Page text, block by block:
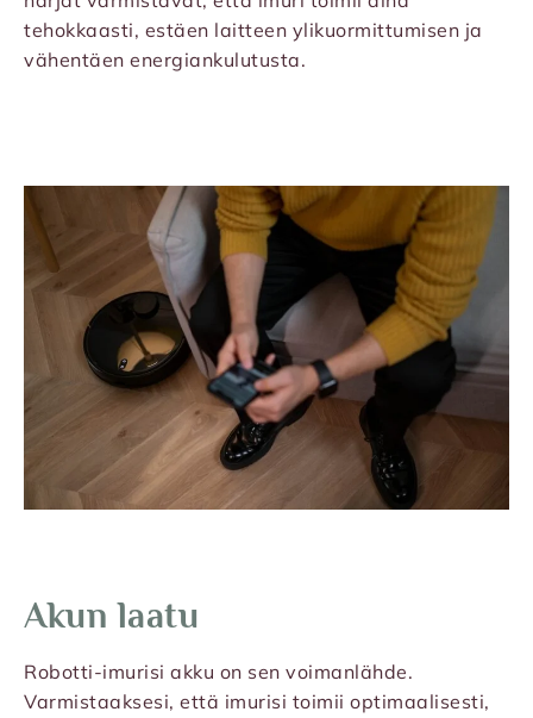
tehokkaasti, estäen laitteen ylikuormittumisen ja
vähentäen energiankulutusta.
Akun laatu
Robotti-imurisi akku on sen voimanlähde.
Varmistaaksesi, että imurisi toimii optimaalisesti,